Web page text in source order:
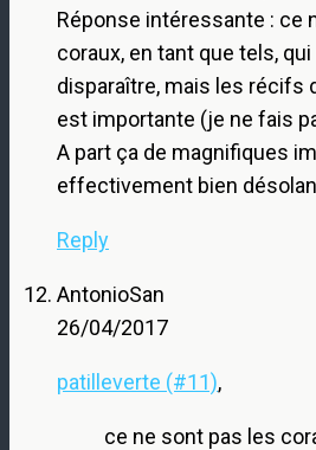
Réponse intéressante : ce
coraux, en tant que tels,
disparaître, mais les récifs
est importante (je ne fais
A part ça de magnifiques
effectivement bien
Reply
AntonioSan
26/04/2017
patilleverte (#11),
ce ne sont pas les